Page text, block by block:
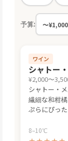
予算: 〜¥1,000
ワイン
シャトー
¥2,000〜
シャトー・
繊細な和柑
ぷらにぴった
8–10℃